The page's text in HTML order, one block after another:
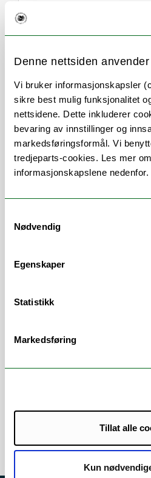
Denne nettsiden
Vi bruker informasjonskapsler
sikre best mulig funksjonalitet
nettsidene. Dette inkluderer
bevaring av innstillinger og
markedsføringsformål. Vi
tredjeparts-cookies. Les mer
informasjonskapslene nedenfor.
Nødvendig
Egenskaper
Statistikk
Markedsføring
Tillat alle
Kun
Her finner du meg
Jeg forsker på hvordan
forstyrrelser, inkludert
arealbruksendringer,
artssammensetning,
distribusjon i naturlige
komponenter vil
arter påvirke måten
inkludert dens mange
hvordan artsegenskaper
og funksjoner.
Jeg fokusere mest på